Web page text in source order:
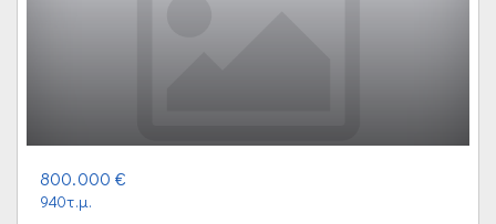
800.000 €
940τ.μ.